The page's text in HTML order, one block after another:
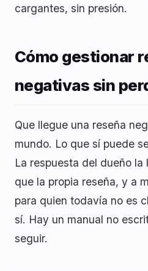
cargantes, sin presión.
Cómo gestionar
negativas sin
Que llegue una reseña
mundo. Lo que sí puede
La respuesta del dueño
que la propia reseña, y a
para quien todavía no es
sí. Hay un manual no
seguir.